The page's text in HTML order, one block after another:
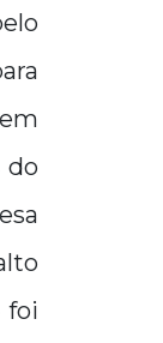
do
foi